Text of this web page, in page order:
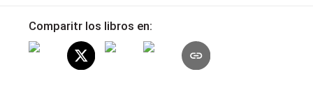
Comparitr los libros en: